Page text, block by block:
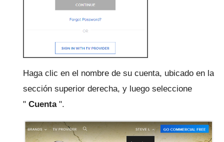
Haga clic en el nombre de su cuenta, ubicado en la
sección superior derecha, y luego seleccione
" Cuenta".